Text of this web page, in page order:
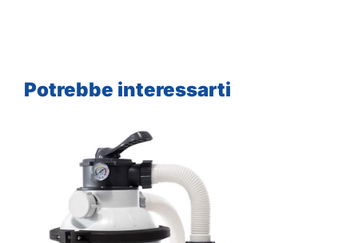
Potrebbe interessarti